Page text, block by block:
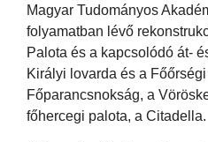
Magyar Tudományos
folyamatban lévő
Palota és a kapcsolódó át-
Királyi lovarda és a
Főparancsnokság, a
főhercegi palota, a Citadella.